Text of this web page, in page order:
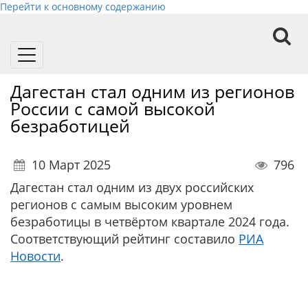
Перейти к основному содержанию
Toggle
Дагестан стал одним из регионов
России с самой высокой
безработицей
10 Март 2025
796
Дагестан стал одним из двух российских
регионов с самым высоким уровнем
безработицы в четвёртом квартале 2024 года.
Соответствующий рейтинг составило РИА
Новости.